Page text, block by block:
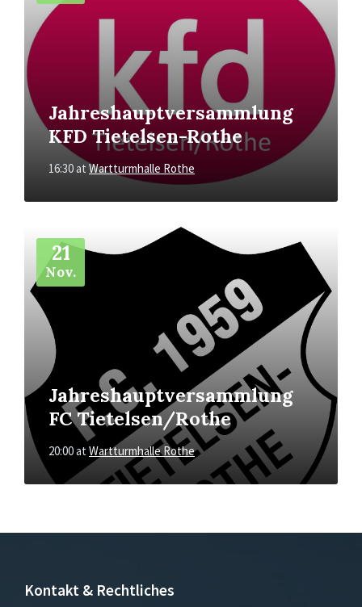
Jahreshauptversammlung
KFD Tietelsen-Rothe
16:30at Wartturmhalle Rothe
21
Nov.
Jahreshauptversammlung
FC Tietelsen/Rothe
20:00atWartturmhalle Rothe
Kontakt & Rechtliches